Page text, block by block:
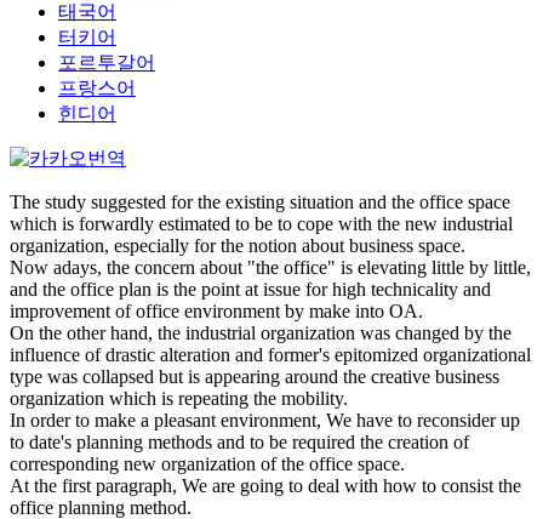
태국어
터키어
포르투갈어
프랑스어
힌디어
The study suggested for the existing situation and the office space
which is forwardly estimated to be to cope with the new industrial
organization, especially for the notion about business space.
Now adays, the concern about "the office" is elevating little by little,
and the office plan is the point at issue for high technicality and
improvement of office environment by make into OA.
On the other hand, the industrial organization was changed by the
influence of drastic alteration and former's epitomized organizational
type was collapsed but is appearing around the creative business
organization which is repeating the mobility.
In order to make a pleasant environment, We have to reconsider up
to date's planning methods and to be required the creation of
corresponding new organization of the office space.
At the first paragraph, We are going to deal with how to consist the
office planning method.